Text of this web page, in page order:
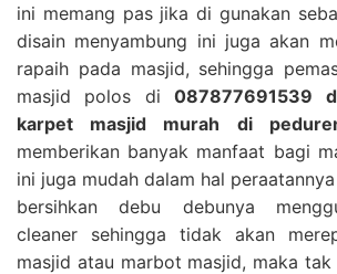
ini memang pas jika di gunakan
disain menyambung ini juga akan
rapaih pada masjid, sehingga
masjid polos di087877691539
karpet masjid murah di
memberikan banyak manfaat bagi
ini juga mudah dalam hal
bersihkan debu debunya
cleaner sehingga tidak akan
masjid atau marbot masjid, maka tak